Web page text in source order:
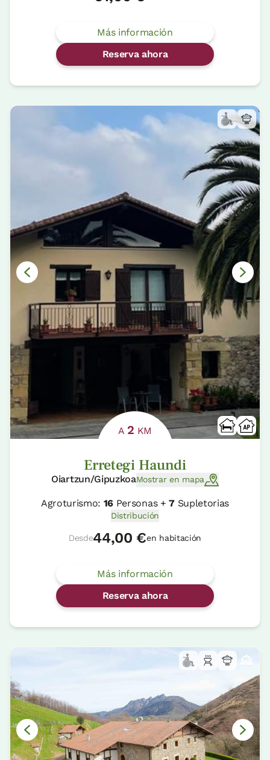
Más información
Reserva ahora
A 2 KM
Erretegi Haundi
Oiartzun/GipuzkoaMostrar en mapa
Agroturismo: 16 Personas +7Supletorias
Distribución
Desde44,00 €en habitación
Más información
Reserva ahora